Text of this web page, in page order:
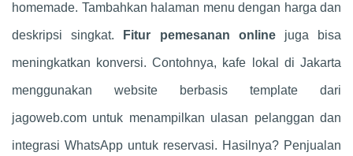
homemade. Tambahkan halaman menu dengan harga dan
deskripsi singkat. Fitur pemesanan onlinejuga bisa
meningkatkan konversi. Contohnya, kafe lokal di Jakarta
menggunakan website berbasis template dari
jagoweb.com untuk menampilkan ulasan pelanggan dan
integrasi WhatsApp untuk reservasi. Hasilnya? Penjualan